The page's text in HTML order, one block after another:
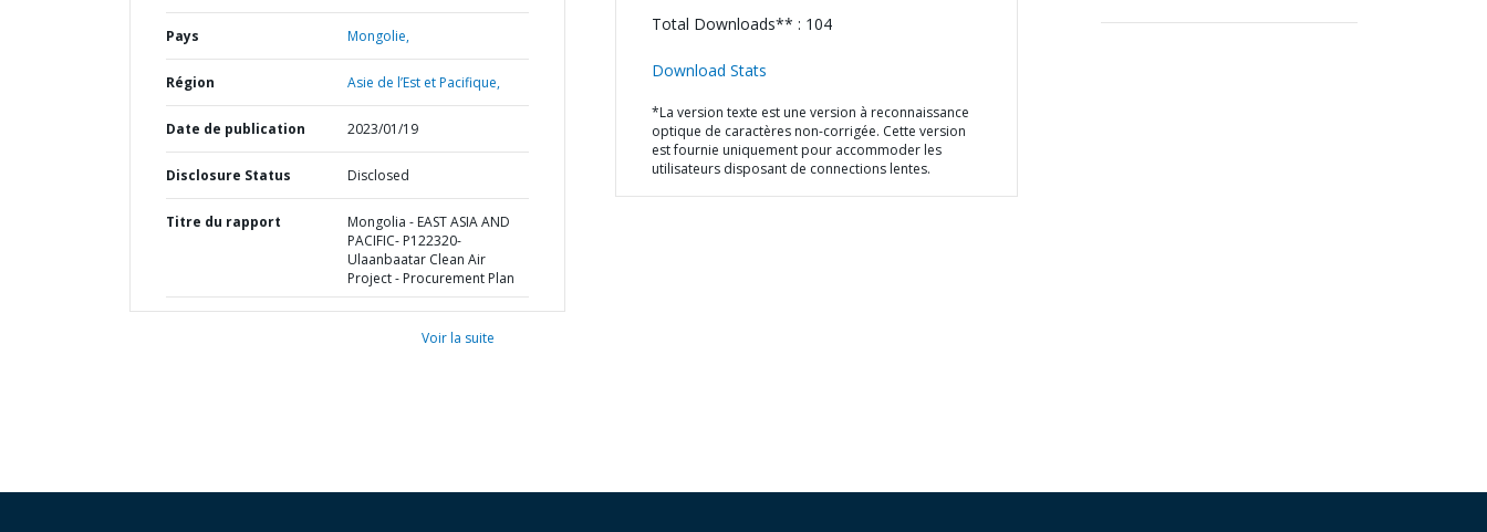
Pays Mongolie,
Région Asie de l’Est et Pacifique,
Date de publication 2023/01/19
Disclosure Status Disclosed
Titre du rapport
Mongolia - EAST ASIA AND
PACIFIC- P122320-
Ulaanbaatar Clean Air
Project - Procurement Plan
Voir la suite
Total Downloads** : 104
Download Stats
*La version texte est une version à reconnaissance
optique de caractères non-corrigée. Cette version
est fournie uniquement pour accommoder les
utilisateurs disposant de connections lentes.